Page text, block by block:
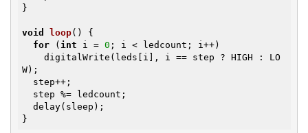
}
void loop()
{
for ( int i = 0 ; i < ledcount; i++)
W);
}